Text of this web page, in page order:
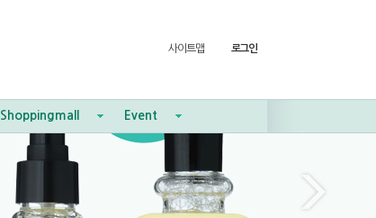
사이트맵 로그인
Shoppingmall Event